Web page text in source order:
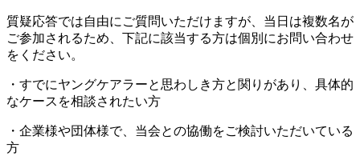
質疑応答では自由にご質問いただけますが、当日は複数名が
ご参加されるため、下記に該当する方は個別にお問い合わせ
をください。
・すでにヤングケアラーと思わしき方と関りがあり、具体的
なケースを相談されたい方
・企業様や団体様で、当会との協働をご検討いただいている
方